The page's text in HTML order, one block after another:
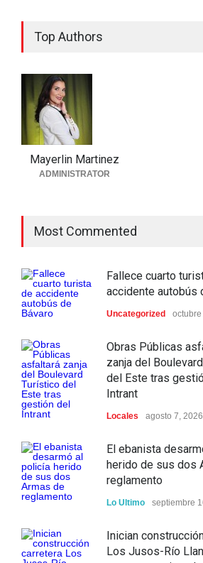
Top Authors
Mayerlin Martinez
ADMINISTRATOR
Most Commented
Fallece cuarto
accidente autobús
Uncategorized octubre
Obras Públicas
zanja del
del Este tras
Intrant
Locales agosto 7, 2026
El ebanista
herido de sus dos
reglamento
Lo Ultimo septiembre
Inician
Los Jusos-Río